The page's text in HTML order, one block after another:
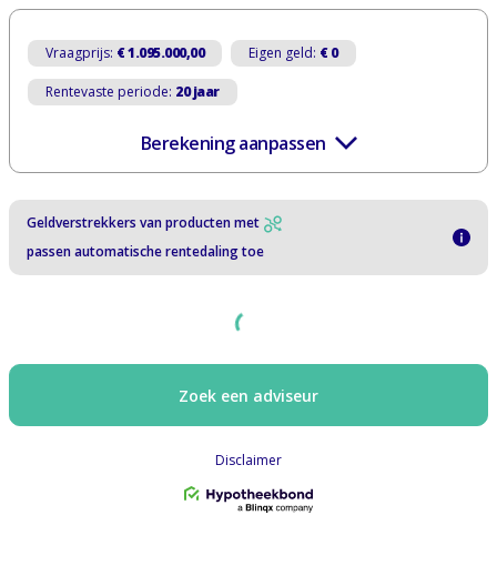
Vraagprijs: € 1.095.000,00 Eigen geld: € 0
Rentevaste periode: 20 jaar
Berekening aanpassen
Geldverstrekkers van producten met
passen automatische rentedaling toe
Zoek een adviseur
Disclaimer